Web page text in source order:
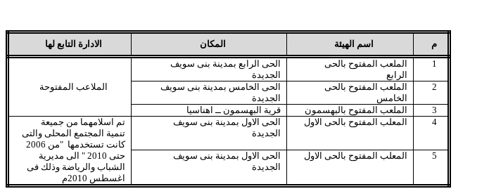
م اسم الهيئة المكان
الادارة التابع لها
1
الملعب المفتوح بالحى
الرابع
الحى الرابع بمدينة بنى سويف
الجديدة
الملاعب المفتوحة
2
الملعب المفتوح بالحى
الخامس
الحى الخامس بمدينة بنى سويف
الجديدة
3
الملعب المفتوح بالبهسمون
قرية البهسمون ــ اهناسيا
4
المعلب المفتوح بالحى الاول
الحى الاول بمدينة بنى سويف
الجديدة
تم اسلامهما من جميعة
تنمية المجتمع المحلى والتى
كانت تستخدمها
"من 2006
حتى 2010 " الى مديرية
الشباب والرياضة وذلك فى
اغسطس 2010م
5 المعلب المفتوح بالحى الاول
الحى الاول بمدينة بنى سويف
الجديدة